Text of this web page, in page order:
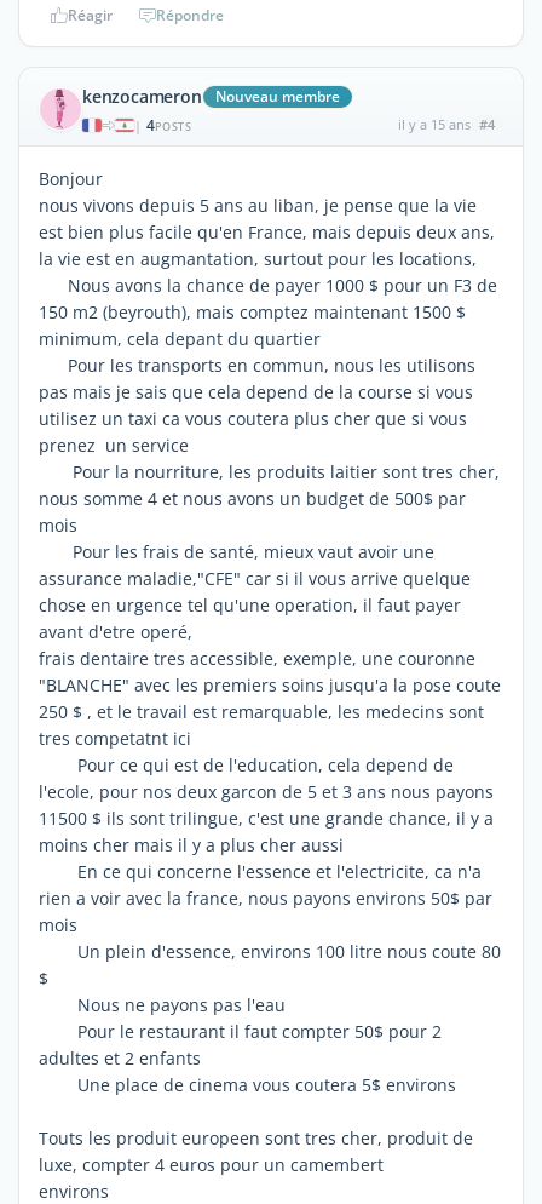
Réagir Répondre
kenzocameron Nouveau membre
| 4POSTS il y a 15 ans #4
Bonjour
nous vivons depuis 5 ans au liban, je pense que la vie
est bien plus facile qu'en France, mais depuis deux ans,
la vie est en augmantation, surtout pour les locations,
Nous avons la chance de payer 1000 $ pour un F3 de
150 m2 (beyrouth), mais comptez maintenant 1500 $
minimum, cela depant du quartier
Pour les transports en commun, nous les utilisons
pas mais je sais que cela depend de la course si vous
utilisez un taxi ca vous coutera plus cher que si vous
prenez un service
Pour la nourriture, les produits laitier sont tres cher,
nous somme 4 et nous avons un budget de 500$ par
mois
Pour les frais de santé, mieux vaut avoir une
assurance maladie,"CFE" car si il vous arrive quelque
chose en urgence tel qu'une operation, il faut payer
avant d'etre operé,
frais dentaire tres accessible, exemple, une couronne
"BLANCHE" avec les premiers soins jusqu'a la pose coute
250 $ , et le travail est remarquable, les medecins sont
tres competatnt ici
Pour ce qui est de l'education, cela depend de
l'ecole, pour nos deux garcon de 5 et 3 ans nous payons
11500 $ ils sont trilingue, c'est une grande chance, il y a
moins cher mais il y a plus cher aussi
En ce qui concerne l'essence et l'electricite, ca n'a
rien a voir avec la france, nous payons environs 50$ par
mois
Un plein d'essence, environs 100 litre nous coute 80
$
Nous ne payons pas l'eau
Pour le restaurant il faut compter 50$ pour 2
adultes et 2 enfants
Une place de cinema vous coutera 5$ environs
Touts les produit europeen sont tres cher, produit de
luxe, compter 4 euros pour un camembert
environs